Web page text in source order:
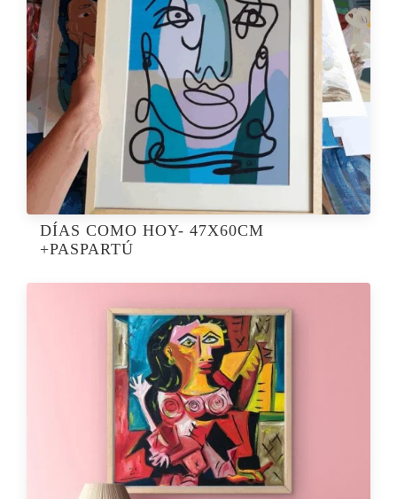
DÍAS COMO HOY- 47X60CM
+PASPARTÚ